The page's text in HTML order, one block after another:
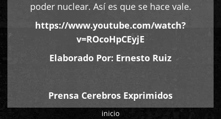
poder nuclear. Así es que se hace vale.
https://www.youtube.com/watch?
v=ROcoHpCEyjE
Elaborado Por: Ernesto Ruiz
Prensa Cerebros Exprimidos
inicio